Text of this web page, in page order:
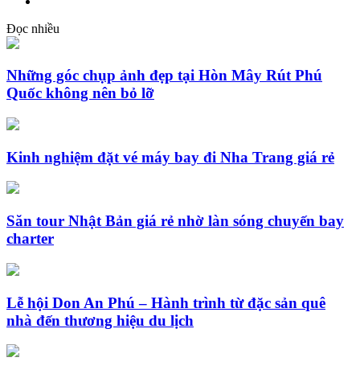
Đọc nhiều
Những góc chụp ảnh đẹp tại Hòn Mây Rút Phú
Quốc không nên bỏ lỡ
Kinh nghiệm đặt vé máy bay đi Nha Trang giá rẻ
Săn tour Nhật Bản giá rẻ nhờ làn sóng chuyến bay
charter
Lễ hội Don An Phú – Hành trình từ đặc sản quê
nhà đến thương hiệu du lịch